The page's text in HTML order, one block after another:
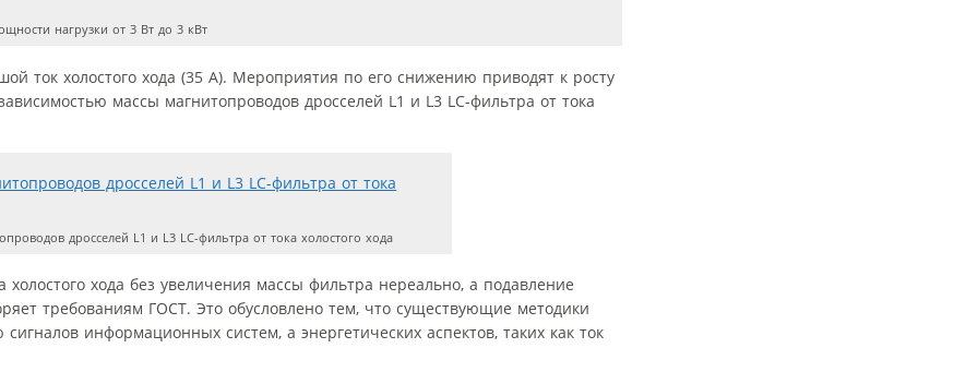
нагрузки от 3 Вт до 3 кВт
ток холостого хода (35 А). Мероприятия по его снижению приводят к росту
массы магнитопроводов дросселей L1 и L3 LC-фильтра от тока
дросселей L1 и L3 LC-фильтра от тока холостого хода
хода без увеличения массы фильтра нереально, а подавление
требованиям ГОСТ. Это обусловлено тем, что существующие методики
информационных систем, а энергетических аспектов, таких как ток